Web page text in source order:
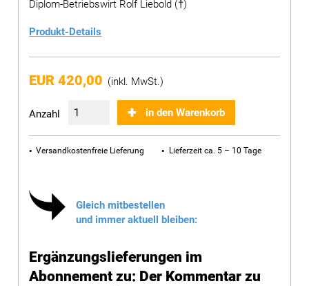
Diplom-Betriebswirt Rolf Liebold (†)
Produkt-Details
EUR 420,00 (inkl. MwSt.)
Anzahl in den Warenkorb
Versandkostenfreie Lieferung Lieferzeit ca. 5 – 10 Tage
Gleich mitbestellen
und immer aktuell bleiben:
Ergänzungslieferungen im
Abonnement zu: Der Kommentar zu